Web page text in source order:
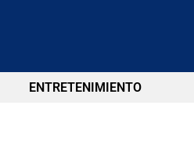
ENTRETENIMIENTO